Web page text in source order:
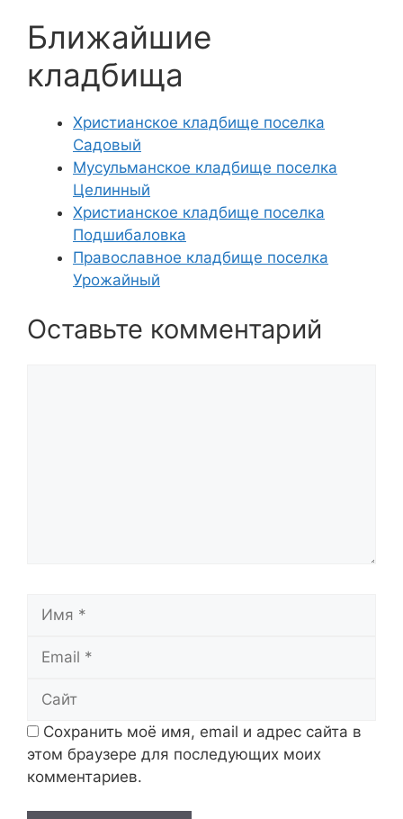
Ближайшие
кладбища
Христианское кладбище поселка
Садовый
Мусульманское кладбище поселка
Целинный
Христианское кладбище поселка
Подшибаловка
Православное кладбище поселка
Урожайный
Оставьте комментарий
Сохранить моё имя, email и адрес сайта в
этом браузере для последующих моих
комментариев.